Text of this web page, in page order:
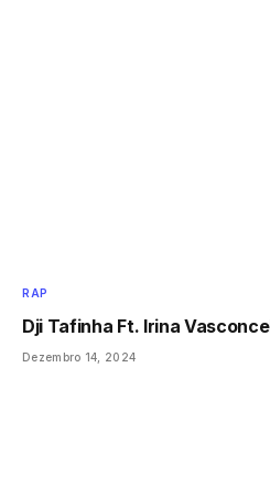
RAP
Dji Tafinha Ft. Irina
Dezembro 14, 2024